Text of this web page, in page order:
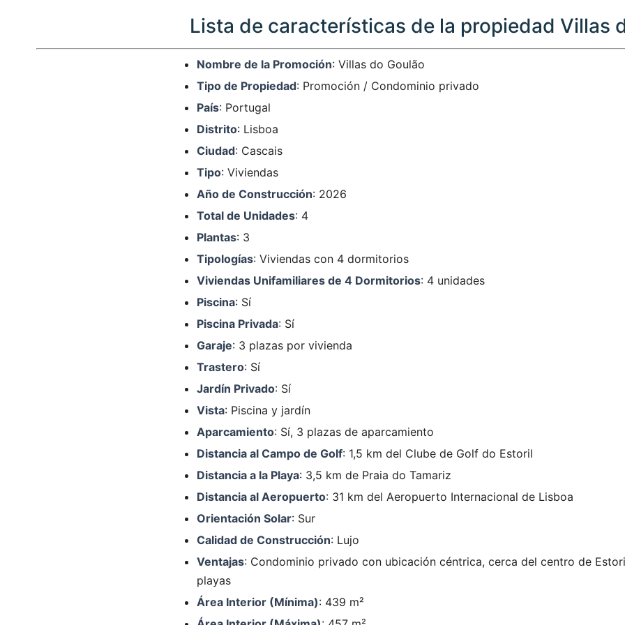
Lista de características de la propiedad Villas
Nombre de la Promoción: Villas do Goulão
Tipo de Propiedad: Promoción / Condominio privado
País: Portugal
Distrito: Lisboa
Ciudad: Cascais
Tipo: Viviendas
Año de Construcción: 2026
Total de Unidades: 4
Plantas: 3
Tipologías: Viviendas con 4 dormitorios
Viviendas Unifamiliares de 4 Dormitorios: 4 unidades
Piscina: Sí
Piscina Privada: Sí
Garaje: 3 plazas por vivienda
Trastero: Sí
Jardín Privado: Sí
Vista: Piscina y jardín
Aparcamiento: Sí, 3 plazas de aparcamiento
Distancia al Campo de Golf: 1,5 km del Clube de Golf do Estoril
Distancia a la Playa: 3,5 km de Praia do Tamariz
Distancia al Aeropuerto: 31 km del Aeropuerto Internacional de Lisboa
Orientación Solar: Sur
Calidad de Construcción: Lujo
Ventajas: Condominio privado con ubicación céntrica, cerca del centro de
playas
Área Interior (Mínima): 439 m²